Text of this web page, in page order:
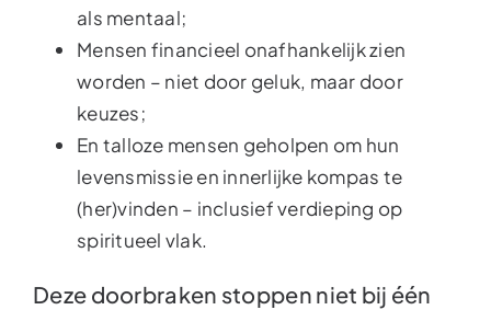
als mentaal;
Mensen financieel onafhankelijk zien
worden – niet door geluk, maar door
keuzes;
En talloze mensen geholpen om hun
levensmissie en innerlijke kompas te
(her)vinden – inclusief verdieping op
spiritueel vlak.
Deze doorbraken stoppen niet bij één